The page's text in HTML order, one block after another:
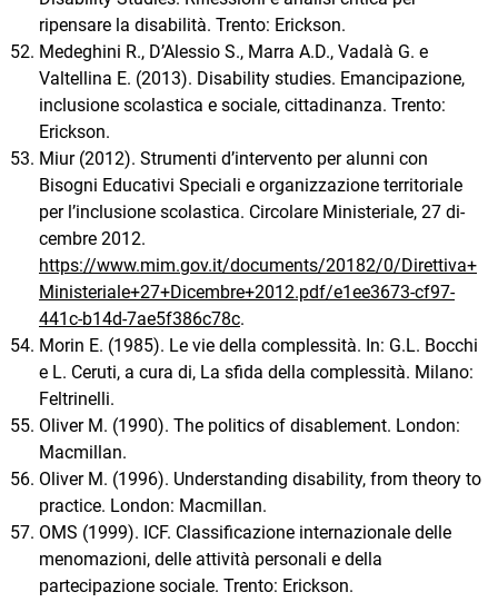
ripensare la disabilità. Trento: Erickson.
Medeghini R., D’Alessio S., Marra A.D., Vadalà G. e
Valtellina E. (2013). Disability studies. Emancipazione,
inclusione scolastica e sociale, cittadinanza. Trento:
Erickson.
Miur (2012). Strumenti d’intervento per alunni con
Bisogni Educativi Speciali e organizzazione territoriale
per l’inclusione scolastica. Circolare Ministeriale, 27 di-
cembre 2012.
https://www.mim.gov.it/documents/20182/0/Direttiva+
Ministeriale+27+Dicembre+2012.pdf/e1ee3673-cf97-
441c-b14d-7ae5f386c78c.
Morin E. (1985). Le vie della complessità. In: G.L. Bocchi
e L. Ceruti, a cura di, La sfida della complessità. Milano:
Feltrinelli.
Oliver M. (1990). The politics of disablement. London:
Macmillan.
Oliver M. (1996). Understanding disability, from theory to
practice. London: Macmillan.
OMS (1999). ICF. Classificazione internazionale delle
menomazioni, delle attività personali e della
partecipazione sociale. Trento: Erickson.